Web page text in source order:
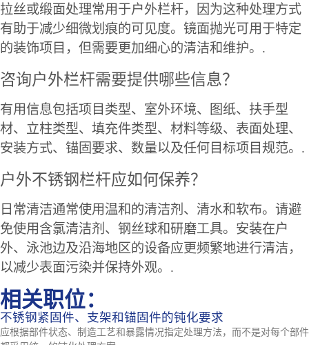
拉丝或缎面处理常用于户外栏杆，因为这种处理方式
有助于减少细微划痕的可见度。镜面抛光可用于特定
的装饰项目，但需要更加细心的清洁和维护。.
咨询户外栏杆需要提供哪些信息？
有用信息包括项目类型、室外环境、图纸、扶手型
材、立柱类型、填充件类型、材料等级、表面处理、
安装方式、锚固要求、数量以及任何目标项目规范。.
户外不锈钢栏杆应如何保养？
日常清洁通常使用温和的清洁剂、清水和软布。请避
免使用含氯清洁剂、钢丝球和研磨工具。安装在户
外、泳池边及沿海地区的设备应更频繁地进行清洁，
以减少表面污染并保持外观。.
相关职位：
不锈钢紧固件、支架和锚固件的钝化要求
应根据部件状态、制造工艺和暴露情况指定处理方法，而不是对每个部件